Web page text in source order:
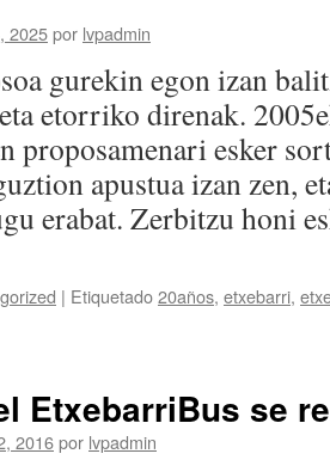
servicio
autobuses
desde
2025por lvpadmin
gurekin egon izan
etorriko direnak.
proposamenari esker
apustua izan zen,
erabat. Zerbitzu honi
| Etiquetado20años, etxebarri,
EtxebarriBus se
2016por lvpadmin